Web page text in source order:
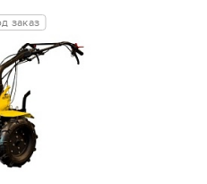
заказ